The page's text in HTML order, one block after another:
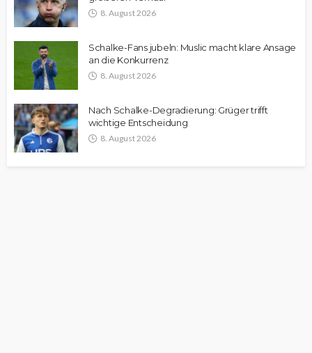
8. August 2026
Schalke-Fans jubeln: Muslic macht klare Ansage
an die Konkurrenz
8. August 2026
Nach Schalke-Degradierung: Grüger trifft
wichtige Entscheidung
8. August 2026